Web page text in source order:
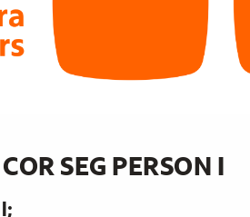
SEG PERSON I